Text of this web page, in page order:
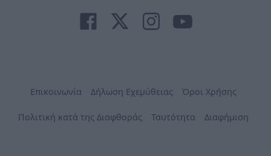
Επικοινωνία Δήλωση Εχεμύθειας Όροι Χρήσης
Πολιτική κατά της Διαφθοράς Ταυτότητα Διαφήμιση